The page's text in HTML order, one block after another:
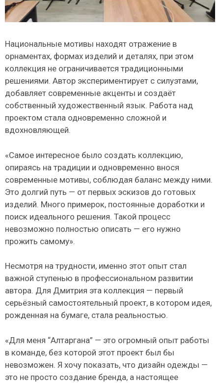
Национальные мотивы находят отражение в
орнаментах, формах изделий и деталях, при этом
коллекция не ограничивается традиционными
решениями. Автор экспериментирует с силуэтами,
добавляет современные акценты и создаёт
собственный художественный язык. Работа над
проектом стала одновременно сложной и
вдохновляющей.
«Самое интересное было создать коллекцию,
опираясь на традиции и одновременно внося
современные мотивы, соблюдая баланс между ними.
Это долгий путь — от первых эскизов до готовых
изделий. Много примерок, постоянные доработки и
поиск идеального решения. Такой процесс
невозможно полностью описать — его нужно
прожить самому».
Несмотря на трудности, именно этот опыт стал
важной ступенью в профессиональном развитии
автора. Для Дмитрия эта коллекция — первый
серьёзный самостоятельный проект, в котором идея,
рожденная на бумаге, стала реальностью.
«Для меня “Алтаргана” — это огромный опыт работы
в команде, без которой этот проект был бы
невозможен. Я хочу показать, что дизайн одежды —
это не просто создание бренда, а настоящее